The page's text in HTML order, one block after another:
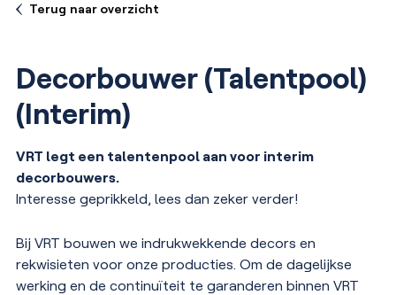
Terug naar overzicht
Decorbouwer (Talentpool)
(Interim)
VRT legt een talentenpool aan voor interim
decorbouwers.
Interesse geprikkeld, lees dan zeker verder!
Bij VRT bouwen we indrukwekkende decors en
rekwisieten voor onze producties. Om de dagelijkse
werking en de continuïteit te garanderen binnen VRT